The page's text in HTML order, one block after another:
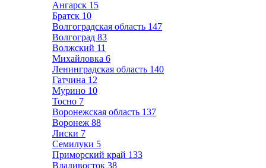
Ангарск 15
Братск 10
Волгоградская область 147
Волгоград 83
Волжский 11
Михайловка 6
Ленинградская область 140
Гатчина 12
Мурино 10
Тосно 7
Воронежская область 137
Воронеж 88
Лиски 7
Семилуки 5
Приморский край 133
Владивосток 38